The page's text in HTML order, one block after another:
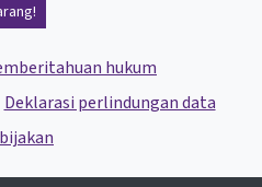
hukum
Deklarasi perlindungan data